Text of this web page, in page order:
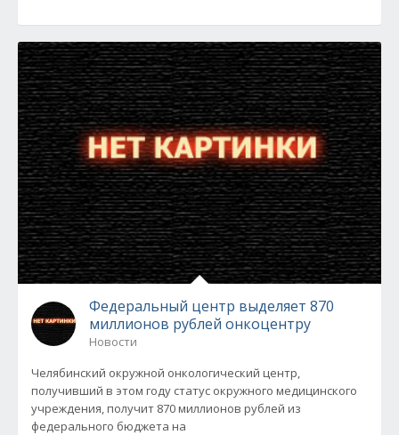
Федеральный центр выделяет 870
миллионов рублей онкоцентру
Новости
Челябинский окружной онкологический центр,
получивший в этом году статус окружного медицинского
учреждения, получит 870 миллионов рублей из
федерального бюджета на